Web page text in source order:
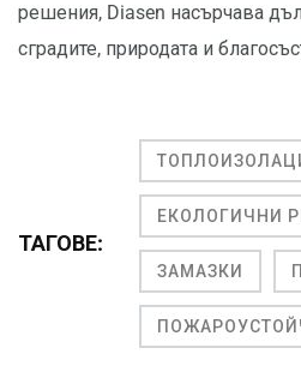
решения, Diasen насърчава
сградите, природата и
ТАГОВЕ:
ЕКОЛОГИЧНИ
ЗАМАЗКИ